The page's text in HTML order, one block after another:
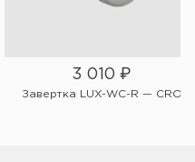
3 010 ₽
Завертка LUX-WC-R — CRO